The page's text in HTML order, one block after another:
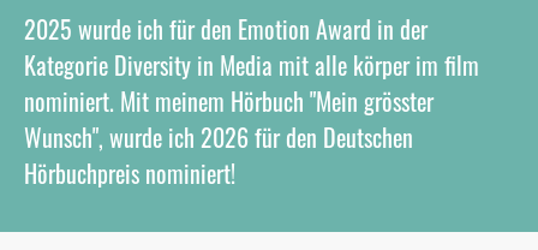
2025 wurde ich für den Emotion Award in der
Kategorie Diversity in Media mit alle körper im film
nominiert. Mit meinem Hörbuch "Mein grösster
Wunsch", wurde ich 2026 für den Deutschen
Hörbuchpreis nominiert!